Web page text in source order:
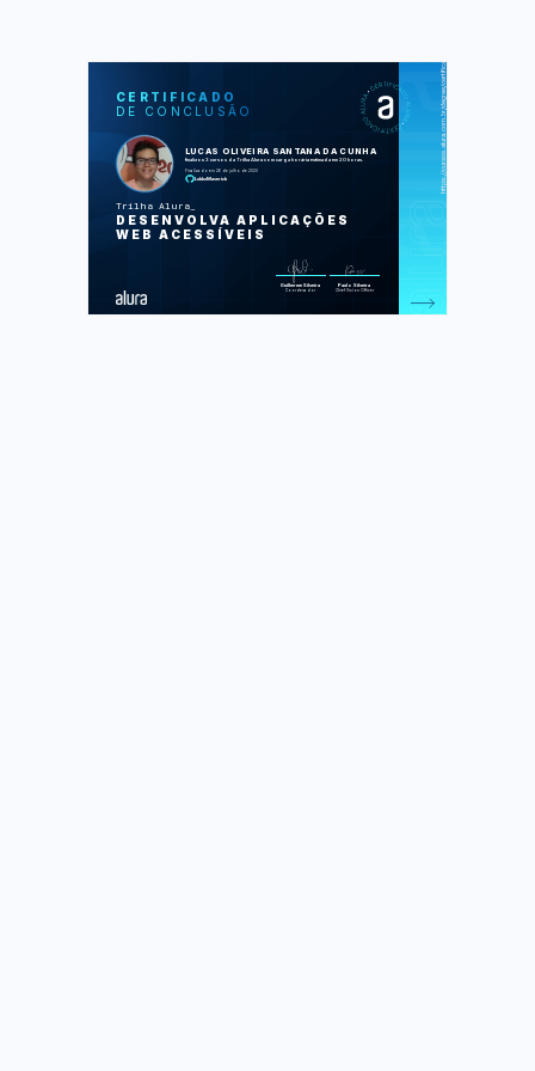
CERTIFICADO
DE CONCLUSÃO
LUCAS OLIVEIRA SANTANA DA CUNHA
finalizou 3 cursos da Trilha Alura com carga horária estimada em 20 horas.
Finalizado em 26 de julho de 2020
LukkzMaverick
Trilha Alura
DESENVOLVA APLICAÇÕES
WEB ACESSÍVEIS
Guilherme Silveira
Coordenador
Paulo Silveira
Chief Vision Officer
CUR
SOS
Acessibilidade web: crie designs
inclusivos
seu front-end inclusivo
Foram feitas 163 de 163 atividades.